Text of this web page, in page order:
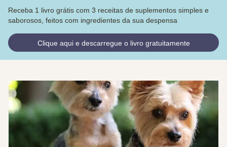
Receba 1 livro grátis com 3 receitas de suplementos simples e
saborosos, feitos com ingredientes da sua despensa
Clique aqui e descarregue o livro gratuitamente